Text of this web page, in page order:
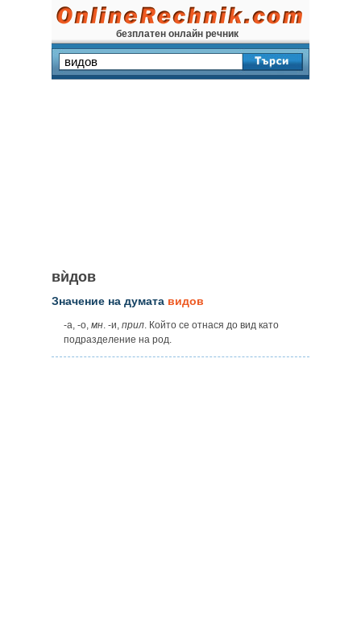
безплатен онлайн речник
вѝдов
Значение на думата видов
-а, -о, мн. -и, прил. Който се отнася до вид като
подразделение на род.